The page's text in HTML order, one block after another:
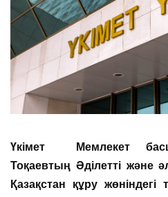
Үкімет Мемлекет
Тоқаевтың Әділетті және
Қазақстан құру